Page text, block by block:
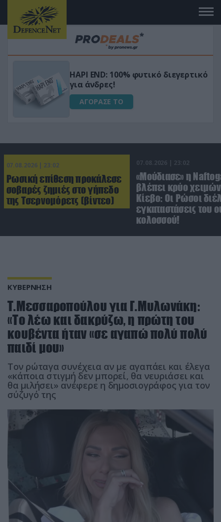
Μεταμόρφωσε τον κήπο σου με το
Ultra Box Μίνι Αλυσοπρίονο με
μπαταρία λιθίου
ΑΓΟΡΑΣΕ ΤΟ
07.08.2026 | 23:02
Ρωσική επίθεση προκάλεσε
σοβαρές ζημιές στο γήπεδο
της Τσερνομόρετς (βίντεο)
07.08.2026 | 23:02
«Μούδιασε» η
βλέπει κρύο
Κίεβο: Οι Ρώσοι
εγκαταστάσεις του
κολοσσού!
ΚΥΒΕΡΝΗΣΗ
Τ.Μεσσαροπούλου για Γ.Μυλωνάκη:
«Το λέω και δακρύζω, η πρώτη του
κουβέντα ήταν «σε αγαπώ πολύ πολύ
παιδί μου»
Τον ρώταγα συνέχεια αν με αγαπάει και έλεγα
«κάποια στιγμή δεν μπορεί, θα νευριάσει και
θα μιλήσει» ανέφερε η δημοσιογράφος για τον
σύζυγό της